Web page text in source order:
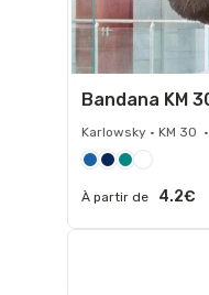
Bandana KM
Karlowsky • KM 30
À partir de 4.2€